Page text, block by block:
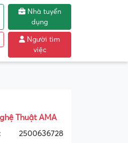
Nhà tuyển
dụng
Người tìm
việc
Thuật AMA
2500636728